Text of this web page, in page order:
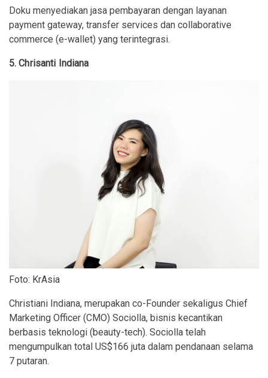
Doku menyediakan jasa pembayaran dengan layanan
payment gateway, transfer services dan collaborative
commerce (e-wallet) yang terintegrasi.
5. Chrisanti Indiana
Foto: KrAsia
Christiani Indiana, merupakan co-Founder sekaligus Chief
Marketing Officer (CMO) Sociolla, bisnis kecantikan
berbasis teknologi (beauty-tech). Sociolla telah
mengumpulkan total US$166 juta dalam pendanaan selama
7 putaran.